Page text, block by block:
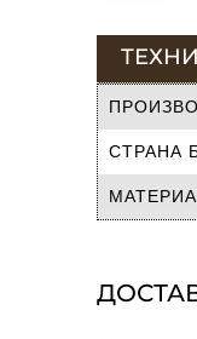
СТРАНА